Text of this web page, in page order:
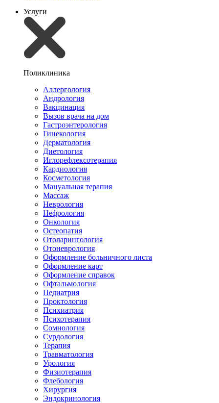
Услуги
Поликлиника
Аллергология
Андрология
Вакцинация
Вызов врача на дом
Гастроэнтерология
Гинекология
Дерматология
Диетология
Иглорефлексотерапия
Кардиология
Косметология
Мануальная терапия
Массаж
Неврология
Нефрология
Онкология
Остеопатия
Отоларингология
Отоневрология
Оформление больничного листа
Оформление карт
Оформление справок
Офтальмология
Педиатрия
Проктология
Психиатрия
Психотерапия
Сомнология
Сурдология
Терапия
Травматология
Урология
Физиотерапия
Флебология
Хирургия
Эндокринология